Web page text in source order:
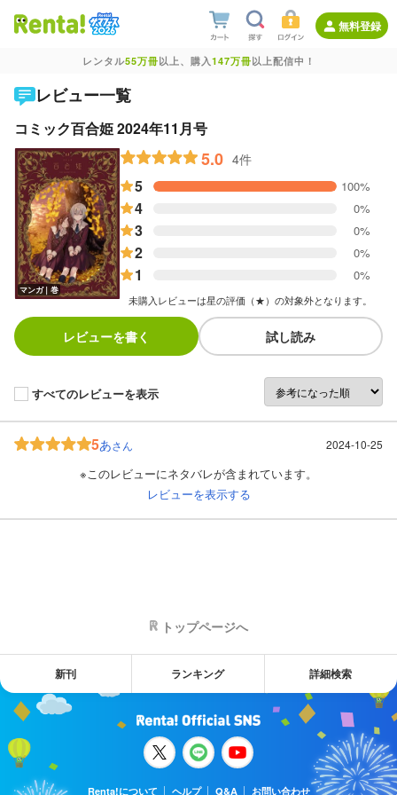
無料登録
レンタル55万冊以上、購入147万冊以上配信中！
レビュー一覧
コミック百合姫 2024年11月号
マンガ｜巻
5.0 4件
5 100%
4 0%
3 0%
2 0%
1 0%
未購入レビューは星の評価（★）の対象外となります。
レビューを書く 試し読み
すべてのレビューを表示
5あさん 2024-10-25
※このレビューにネタバレが含まれています。
レビューを表示する
トップページへ
新刊 ランキング 詳細検索
Renta!について ヘルプ Q&A お問い合わせ